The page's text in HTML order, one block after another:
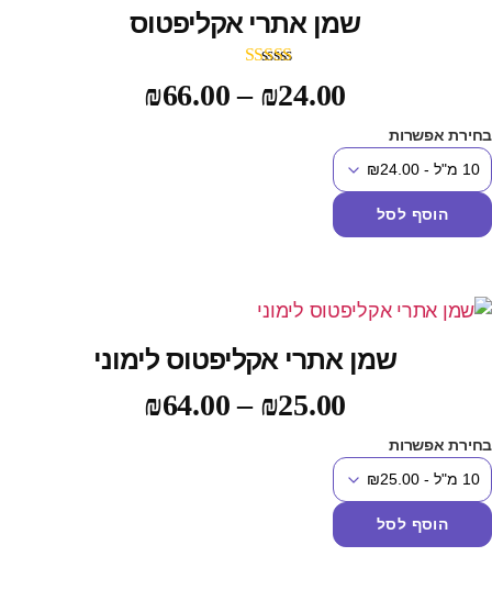
שמן אתרי אקליפטוס
מתוך 5
₪24.00
–
₪66.00
אפשרות
הוסף לסל
שמן אתרי אקליפטוס לימוני
₪25.00
–
₪64.00
אפשרות
הוסף לסל